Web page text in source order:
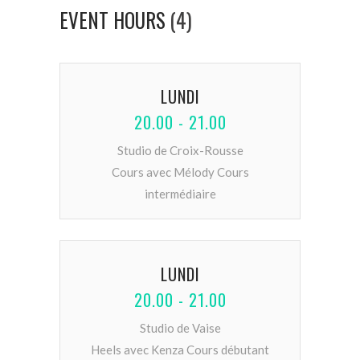
EVENT HOURS (4)
LUNDI
20.00 - 21.00
Studio de Croix-Rousse
Cours avec Mélody Cours
intermédiaire
LUNDI
20.00 - 21.00
Studio de Vaise
Heels avec Kenza Cours débutant